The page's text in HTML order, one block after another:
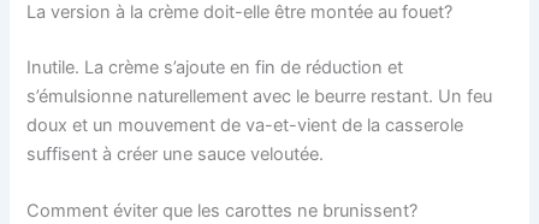
La version à la crème doit-elle être montée au fouet?
Inutile. La crème s’ajoute en fin de réduction et
s’émulsionne naturellement avec le beurre restant. Un feu
doux et un mouvement de va-et-vient de la casserole
suffisent à créer une sauce veloutée.
Comment éviter que les carottes ne brunissent?